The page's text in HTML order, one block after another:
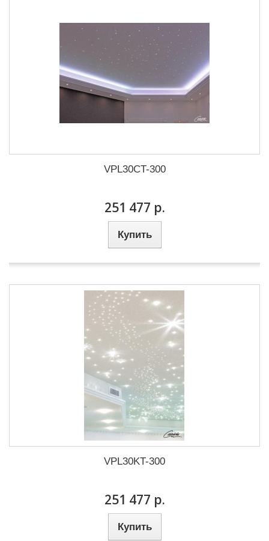
VPL30CT-300
251 477 р.
Купить
VPL30KT-300
251 477 р.
Купить